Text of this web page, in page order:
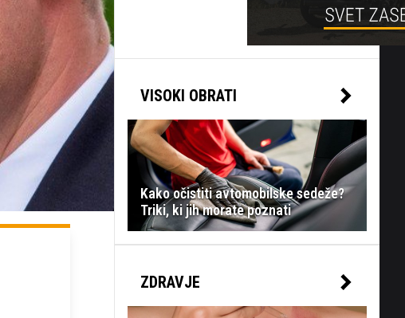
VISOKI OBRATI
Kako očistiti avtomobilske sedeže?
Triki, ki jih morate poznati
ZDRAVJE